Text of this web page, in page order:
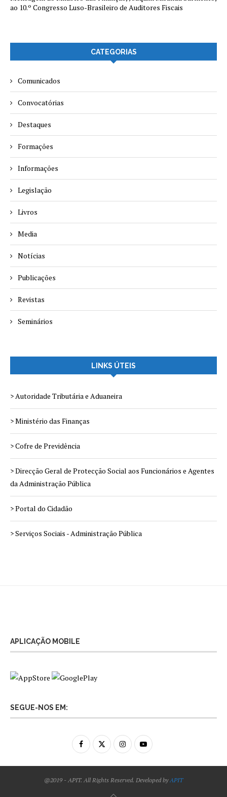
ao 10.º Congresso Luso-Brasileiro de Auditores Fiscais
CATEGORIAS
Comunicados
Convocatórias
Destaques
Formações
Informações
Legislação
Livros
Media
Notícias
Publicações
Revistas
Seminários
LINKS ÚTEIS
> Autoridade Tributária e Aduaneira
> Ministério das Finanças
> Cofre de Previdência
> Direcção Geral de Protecção Social aos Funcionários e Agentes
da Administração Pública
> Portal do Cidadão
> Serviços Sociais - Administração Pública
APLICAÇÃO MOBILE
SEGUE-NOS EM:
@2019 - APIT. All Rights Reserved. Developed by APIT